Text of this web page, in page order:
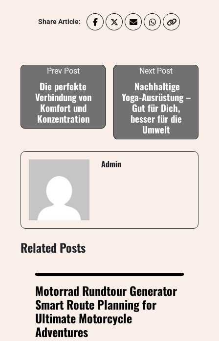
Share Article:
Prev Post
Die perfekte
Verbindung von
Komfort und
Konzentration
Next Post
Nachhaltige
Yoga-Ausrüstung –
Gut für Dich,
besser für die
Umwelt
Admin
Related Posts
Motorrad Rundtour Generator
Smart Route Planning for
Ultimate Motorcycle
Adventures